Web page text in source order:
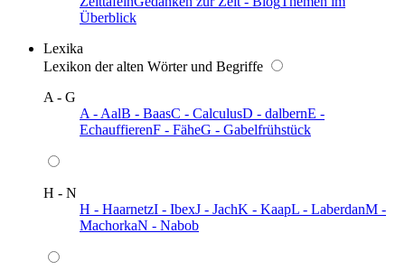
Überblick
Lexika
Lexikon der alten Wörter und Begriffe
A - G
A - AalB - BaasC - CalculusD - dalbernE -
EchauffierenF - FäheG - Gabelfrühstück
H - N
H - HaarnetzI - IbexJ - JachK - KaapL - LaberdanM -
MachorkaN - Nabob